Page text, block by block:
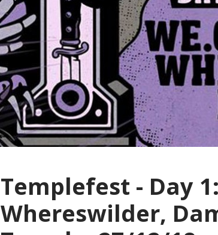
Templefest - Day
Whereswilder,